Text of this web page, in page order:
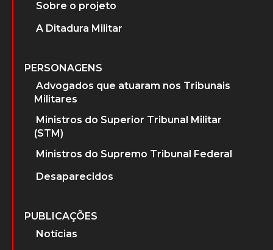
Sobre o projeto
A Ditadura Militar
PERSONAGENS
Advogados que atuaram nos Tribunais
Militares
Ministros do Superior Tribunal Militar
(STM)
Ministros do Supremo Tribunal Federal
Desaparecidos
PUBLICAÇÕES
Notícias